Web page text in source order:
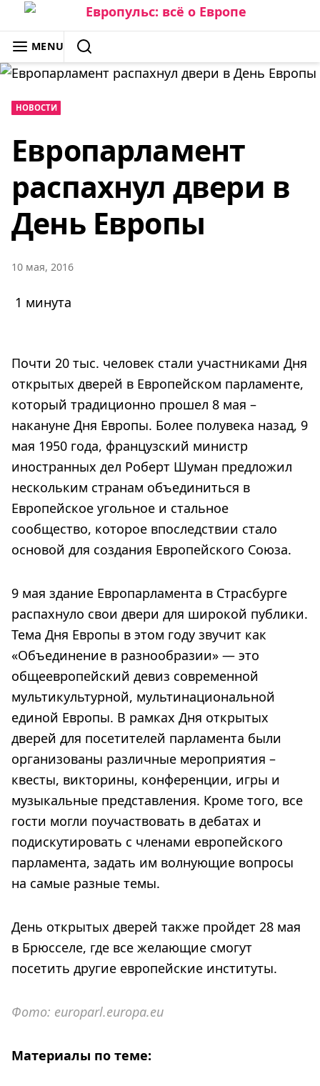
Skip
to
content
ЕВРОПУЛЬС: ВСЁ О ЕВРОПЕ
MENU
SEARCH
НОВОСТИ
Европарламент
распахнул двери в
День Европы
10 мая, 2016
1 минута
Почти 20 тыс. человек стали участниками Дня
открытых дверей в Европейском парламенте,
который традиционно прошел 8 мая –
накануне Дня Европы. Более полувека назад, 9
мая 1950 года, французский министр
иностранных дел Роберт Шуман предложил
нескольким странам объединиться в
Европейское угольное и стальное
сообщество, которое впоследствии стало
основой для создания Европейского Союза.
9 мая здание Европарламента в Страсбурге
распахнуло свои двери для широкой публики.
Тема Дня Европы в этом году звучит как
«Объединение в разнообразии» — это
общеевропейский девиз современной
мультикультурной, мультинациональной
единой Европы. В рамках Дня открытых
дверей для посетителей парламента были
организованы различные мероприятия –
квесты, викторины, конференции, игры и
музыкальные представления. Кроме того, все
гости могли поучаствовать в дебатах и
подискутировать с членами европейского
парламента, задать им волнующие вопросы
на самые разные темы.
День открытых дверей также пройдет 28 мая
в Брюсселе, где все желающие смогут
посетить другие европейские институты.
Фото: europarl.europa.eu
Материалы по теме: